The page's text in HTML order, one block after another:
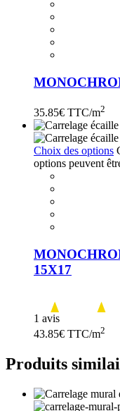
35.85€ TTC/m2
Choix des options
options peuvent
15X17
1 avis
43.85€ TTC/m2
Produits